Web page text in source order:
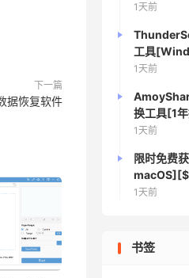
下一篇
据恢复软件
1天前
工具
1天前
换工具[1
1天前
限时免费
1天前
书签